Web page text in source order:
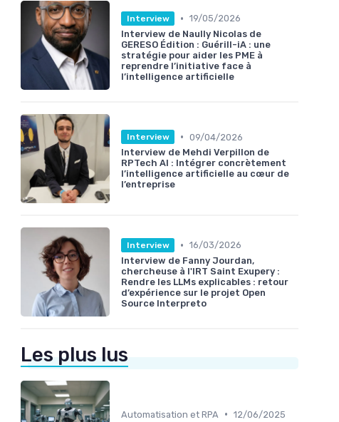
Interview • 19/05/2026
Interview de Naully Nicolas de
GERESO Édition : Guérill-iA : une
stratégie pour aider les PME à
reprendre l’initiative face à
l’intelligence artificielle
Interview • 09/04/2026
Interview de Mehdi Verpillon de
RPTech AI : Intégrer concrètement
l’intelligence artificielle au cœur de
l’entreprise
Interview • 16/03/2026
Interview de Fanny Jourdan,
chercheuse à l'IRT Saint Exupery :
Rendre les LLMs explicables : retour
d’expérience sur le projet Open
Source Interpreto
Les plus lus
Automatisation et RPA • 12/06/2025